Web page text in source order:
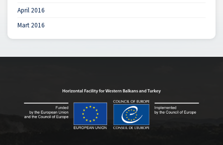
April 2016
Mart 2016